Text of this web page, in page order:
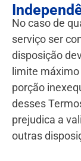
No caso de
serviço ser
disposição
limite máximo
porção
desses
prejudica a
outras